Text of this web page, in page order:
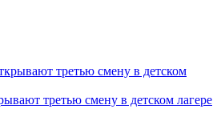
третью смену в детском лагере